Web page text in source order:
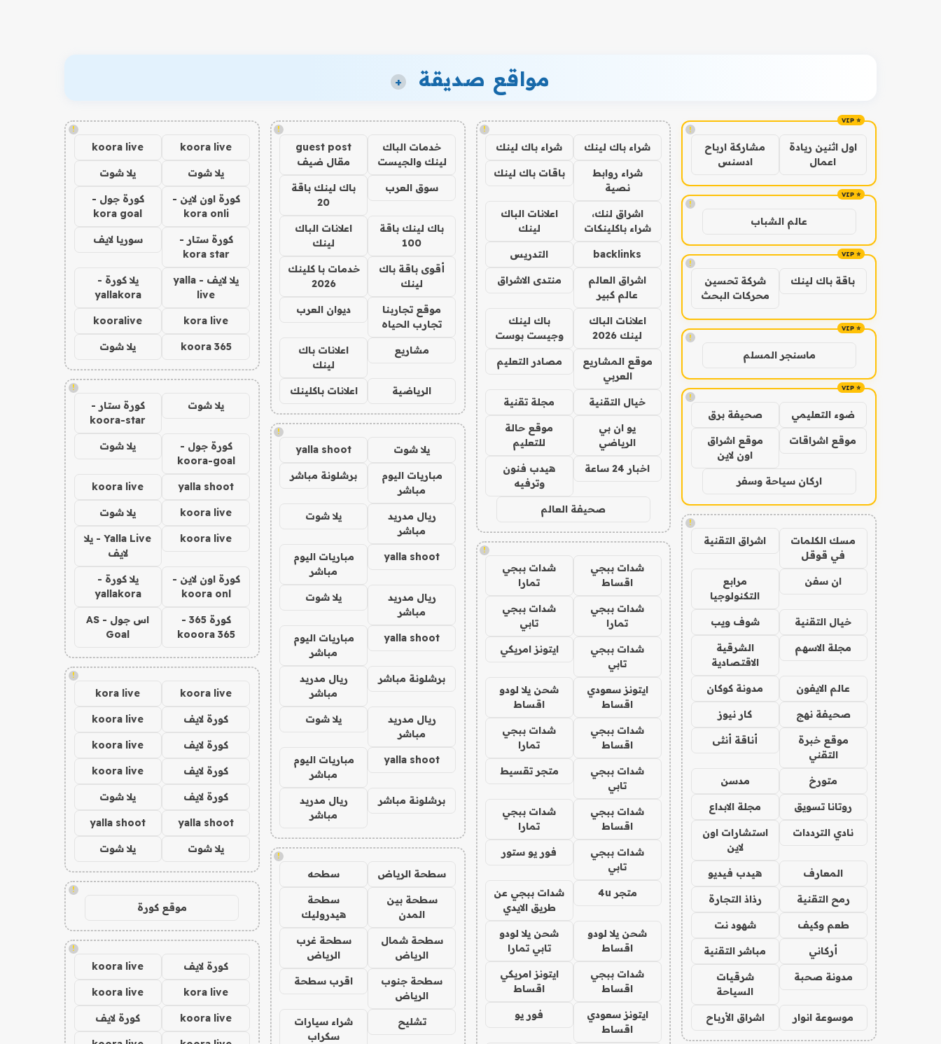
مواقع صديقة +
!
اول اثنين ريادة
اعمال
مشاركة ارباح
ادسنس
!
عالم الشباب
!
باقة باك لينك
شركة تحسين
محركات البحث
!
ماسنجر المسلم
!
ضوء التعليمي صحيفة برق
موقع اشراقات
موقع اشراق
اون لاين
اركان سياحة وسفر
!
مسك الكلمات
في قوقل
اشراق التقنية
ان سفن
مرابع
التكنولوجيا
خيال التقنية شوف ويب
مجلة الاسهم
الشرقية
الاقتصادية
عالم الايفون مدونة كوكان
صحيفة نهج كار نيوز
موقع خبرة
التقني
أناقة أنثى
متورخ مدسن
روتانا تسويق مجلة الابداع
نادي الترددات
استشارات اون
لاين
المعارف هيدب فيديو
رمح التقنية رذاذ التجارة
طعم وكيف شهود نت
أركاني مباشر التقنية
مدونة صحبة
شرقيات
السياحة
موسوعة انوار اشراق الأرباح
!
شراء باك لينك شراء باك لينك
شراء روابط
نصية
باقات باك لينك
اشراق لنك،
شراء باكلينكات
اعلانات الباك
لينك
backlinks التدريس
اشراق العالم
عالم كبير
منتدى الاشراق
اعلانات الباك
لينك 2026
باك لينك
وجيست بوست
موقع المشاريع
العربي
مصادر التعليم
خيال التقنية مجلة تقنية
يو ان بي
الرياضي
موقع حالة
للتعليم
اخبار 24 ساعة
هيدب فنون
وترفيه
صحيفة العالم
!
شدات ببجي
اقساط
شدات ببجي
تمارا
شدات ببجي
تمارا
شدات ببجي
تابي
شدات ببجي
تابي
ايتونز امريكي
ايتونز سعودي
اقساط
شحن يلا لودو
اقساط
شدات ببجي
اقساط
شدات ببجي
تمارا
شدات ببجي
تابي
متجر تقسيط
شدات ببجي
اقساط
شدات ببجي
تمارا
شدات ببجي
تابي
فور يو ستور
متجر 4u
شدات ببجي عن
طريق الايدي
شحن يلا لودو
اقساط
شحن يلا لودو
تابي تمارا
شدات ببجي
اقساط
ايتونز امريكي
اقساط
ايتونز سعودي
اقساط
فور يو
!
خدمات الباك
لينك والجيست
guest post
مقال ضيف
سوق العرب
باك لينك باقة
20
باك لينك باقة
100
اعلانات الباك
لينك
أقوى باقة باك
لينك
خدمات با كلينك
2026
موقع تجاربنا
تجارب الحياه
ديوان العرب
مشاريع
اعلانات باك
لينك
الرياضية اعلانات باكلينك
!
يلا شوت yalla shoot
مباريات اليوم
مباشر
برشلونة مباشر
ريال مدريد
مباشر
يلا شوت
yalla shoot
مباريات اليوم
مباشر
ريال مدريد
مباشر
يلا شوت
yalla shoot
مباريات اليوم
مباشر
برشلونة مباشر
ريال مدريد
مباشر
ريال مدريد
مباشر
يلا شوت
yalla shoot
مباريات اليوم
مباشر
برشلونة مباشر
ريال مدريد
مباشر
!
سطحة الرياض سطحه
سطحة بين
المدن
سطحة
هيدروليك
سطحة شمال
الرياض
سطحة غرب
الرياض
سطحة جنوب
الرياض
اقرب سطحة
تشليح
شراء سيارات
سكراب
!
koora live
koora live
يلا شوت يلا شوت
كورة اون لاين -
kora onli
كورة جول -
kora goal
كورة ستار -
kora star
سوريا لايف
يلا لايف - yalla
live
يلا كورة -
yallakora
kora live
kooralive
koora 365 يلا شوت
!
يلا شوت
كورة ستار -
koora-star
كورة جول -
koora-goal
يلا شوت
yalla shoot
koora live
koora live يلا شوت
koora live
Yalla Live - يلا
لايف
كورة اون لاين -
koora onl
يلا كورة -
yallakora
كورة 365 -
kooora 365
اس جول - AS
Goal
!
koora live
kora live
كورة لايف koora live
كورة لايف koora live
كورة لايف koora live
كورة لايف يلا شوت
yalla shoot
yalla shoot
يلا شوت يلا شوت
!
موقع كورة
!
كورة لايف koora live
kora live
koora live
koora live كورة لايف